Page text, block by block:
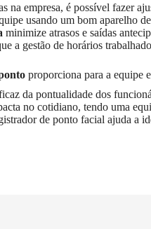
na empresa, é possível fazer
usando um bom aparelho
minimize atrasos e saídas
a gestão de horários
proporciona para a equipe
da pontualidade dos
no cotidiano, tendo uma
de ponto facial ajuda a